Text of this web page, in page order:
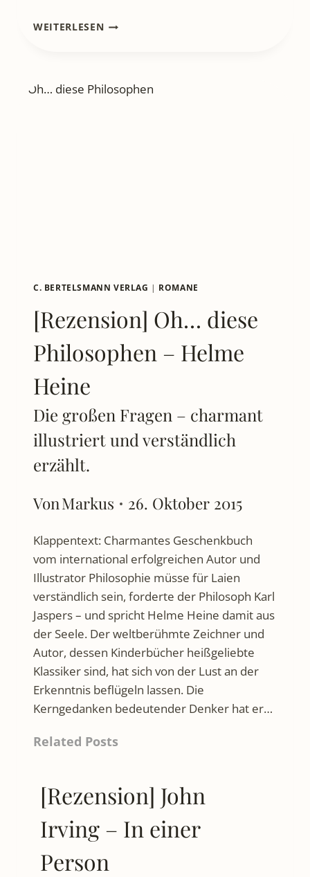
WEITERLESEN[REZENSION]
–
DETLEF
C. BERTELSMANN VERLAG | ROMANE
[Rezension] Oh… diese
Philosophen – Helme
Heine
Die großen Fragen – charmant
illustriert und verständlich
erzählt.
VonMarkus 26. Oktober 2015
Klappentext: Charmantes Geschenkbuch
vom international erfolgreichen Autor und
Illustrator Philosophie müsse für Laien
verständlich sein, forderte der Philosoph Karl
Jaspers – und spricht Helme Heine damit aus
der Seele. Der weltberühmte Zeichner und
Autor, dessen Kinderbücher heißgeliebte
Klassiker sind, hat sich von der Lust an der
Erkenntnis beflügeln lassen. Die
Kerngedanken bedeutender Denker hat er…
Related Posts
[Rezension] John
Irving – In einer
Person